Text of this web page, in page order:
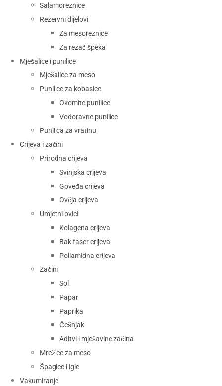
Salamoreznice
Rezervni dijelovi
Za mesoreznice
Za rezač špeka
Mješalice i punilice
Mješalice za meso
Punilice za kobasice
Okomite punilice
Vodoravne punilice
Punilica za vratinu
Crijeva i začini
Prirodna crijeva
Svinjska crijeva
Goveđa crijeva
Ovčja crijeva
Umjetni ovici
Kolagena crijeva
Bak faser crijeva
Poliamidna crijeva
Začini
Sol
Papar
Paprika
Češnjak
Aditvi i mješavine začina
Mrežice za meso
Špagice i igle
Vakumiranje